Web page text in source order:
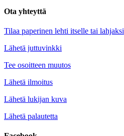
Ota yhteyttä
Tilaa paperinen lehti itselle tai lahjaksi
Lähetä juttuvinkki
Tee osoitteen muutos
Lähetä ilmoitus
Lähetä lukijan kuva
Lähetä palautetta